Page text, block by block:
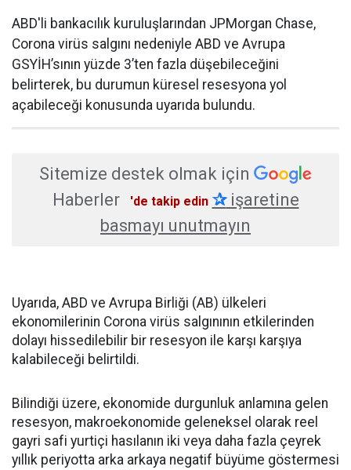
ABD'li bankacılık kuruluşlarından JPMorgan Chase,
Corona virüs salgını nedeniyle ABD ve Avrupa
GSYİH’sının yüzde 3’ten fazla düşebileceğini
belirterek, bu durumun küresel resesyona yol
açabileceği konusunda uyarıda bulundu.
Sitemize destek olmak için
Haberler
'de takip edin ✰işaretine
basmayı unutmayın
Uyarıda, ABD ve Avrupa Birliği (AB) ülkeleri
ekonomilerinin Corona virüs salgınının etkilerinden
dolayı hissedilebilir bir resesyon ile karşı karşıya
kalabileceği belirtildi.
Bilindiği üzere, ekonomide durgunluk anlamına gelen
resesyon, makroekonomide geleneksel olarak reel
gayri safi yurtiçi hasılanın iki veya daha fazla çeyrek
yıllık periyotta arka arkaya negatif büyüme göstermesi